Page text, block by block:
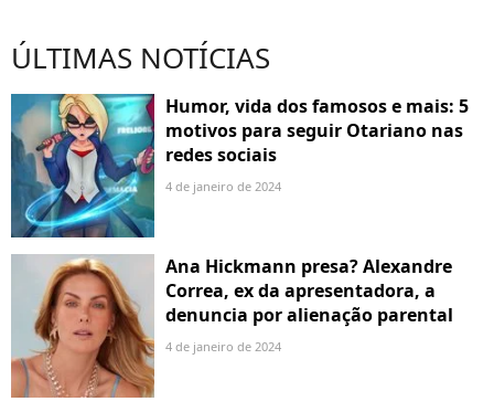
ÚLTIMAS NOTÍCIAS
Humor, vida dos famosos e mais: 5
motivos para seguir Otariano nas
redes sociais
4 de janeiro de 2024
Ana Hickmann presa? Alexandre
Correa, ex da apresentadora, a
denuncia por alienação parental
4 de janeiro de 2024